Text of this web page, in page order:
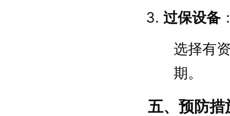
过保设备
选择有
期。
五、预防措